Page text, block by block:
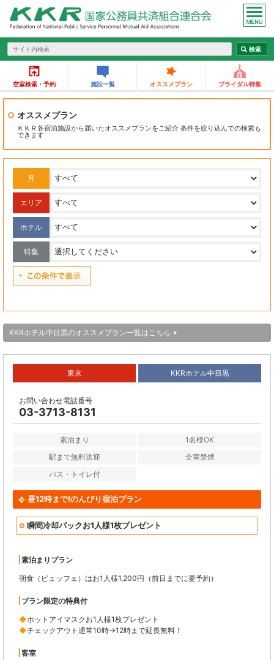
空室検索・予約 施設一覧 オススメプラン ブライダル特集
オススメプラン
ＫＫＲ各宿泊施設から届いたオススメプランをご紹介 条件を絞り込んでの検索も
できます
月
エリア
ホテル
特集
KKRホテル中目黒のオススメプラン一覧はこちら
東京 KKRホテル中目黒
お問い合わせ電話番号
03-3713-8131
素泊まり 1名様OK
駅まで無料送迎 全室禁煙
バス・トイレ付
昼12時まで!のんびり宿泊プラン
瞬間冷却パックお1人様1枚プレゼント
素泊まりプラン
朝食（ビュッフェ）はお1人様1,200円（前日までに要予約）
プラン限定の特典付
◆ホットアイマスクお1人様1枚プレゼント
◆チェックアウト通常10時→12時まで延長無料！
客室